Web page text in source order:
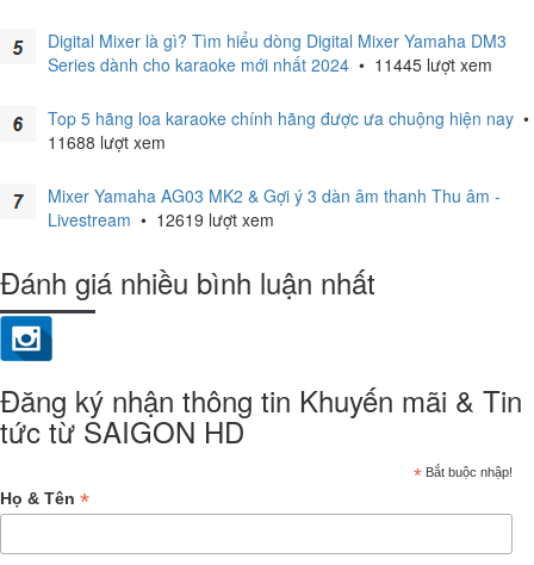
Digital Mixer là gì? Tìm hiểu dòng Digital Mixer Yamaha DM3
Series dành cho karaoke mới nhất 2024 • 11445 lượt xem
Top 5 hãng loa karaoke chính hãng được ưa chuộng hiện nay •
11688 lượt xem
Mixer Yamaha AG03 MK2 & Gợi ý 3 dàn âm thanh Thu âm -
Livestream • 12619 lượt xem
Đánh giá nhiều bình luận nhất
Đăng ký nhận thông tin Khuyến mãi & Tin
tức từ SAIGON HD
* Bắt buộc nhập!
Họ & Tên *